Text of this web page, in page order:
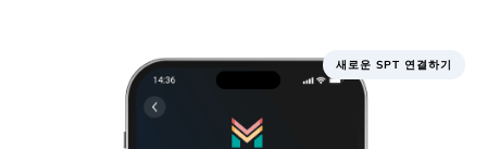
새로운 SPT 연결하기